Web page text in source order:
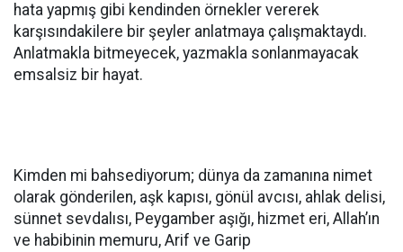
hata yapmış gibi kendinden örnekler vererek
karşısındakilere bir şeyler anlatmaya çalışmaktaydı.
Anlatmakla bitmeyecek, yazmakla sonlanmayacak
emsalsiz bir hayat.
Kimden mi bahsediyorum; dünya da zamanına nimet
olarak gönderilen, aşk kapısı, gönül avcısı, ahlak delisi,
sünnet sevdalısı, Peygamber aşığı, hizmet eri, Allah’ın
ve habibinin memuru, Arif ve Garip